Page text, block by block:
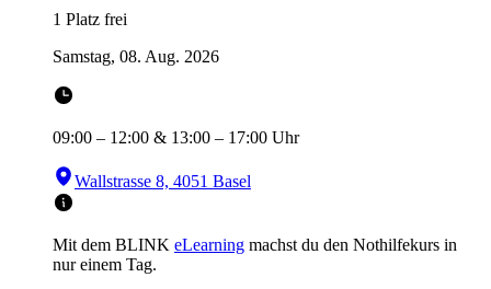
1 Platz frei
Samstag, 08. Aug. 2026
09:00 – 12:00 & 13:00 – 17:00 Uhr
Wallstrasse 8, 4051 Basel
Mit dem BLINK eLearning machst du den Nothilfekurs in
nur einem Tag.